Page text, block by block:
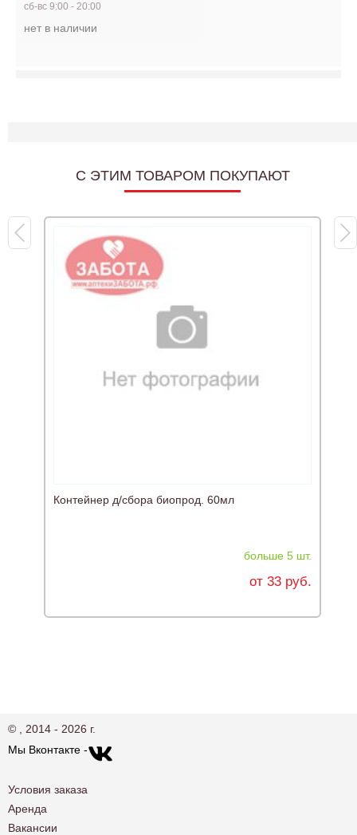
сб-вс 9:00 - 20:00
нет в наличии
C ЭТИМ ТОВАРОМ ПОКУПАЮТ
Контейнер д/сбора биопрод. 60мл
больше 5 шт.
от 33 руб.
© , 2014 - 2026 г.
Мы Вконтакте -
Условия заказа
Аренда
Вакансии